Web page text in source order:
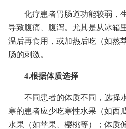
化疗患者胃肠道功能较弱，
导致腹痛、腹泻。尤其是从冰箱
温后再食用，或加热后吃（如蒸
肠的刺激。
4.根据体质选择
不同患者的体质不同，选择
寒的患者应少吃寒性水果（如西
水果（如苹果、樱桃等）；体质